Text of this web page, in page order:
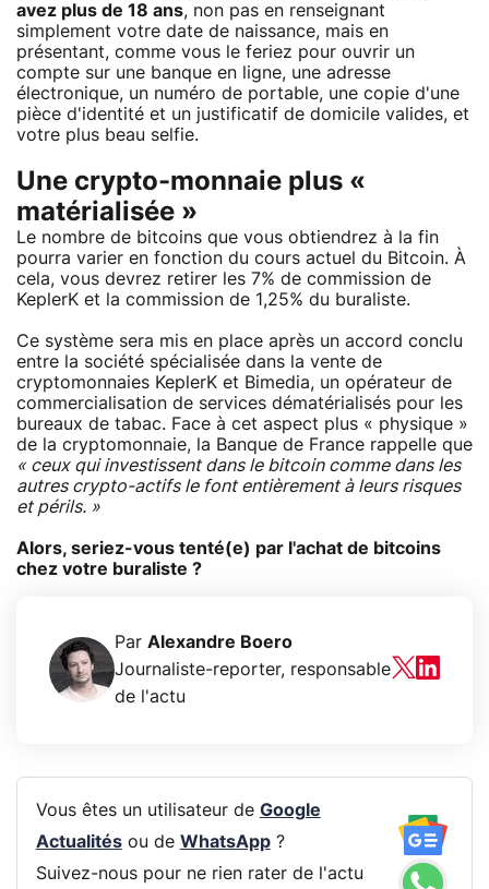
avez plus de 18 ans, non pas en renseignant
simplement votre date de naissance, mais en
présentant, comme vous le feriez pour ouvrir un
compte sur une banque en ligne, une adresse
électronique, un numéro de portable, une copie d'une
pièce d'identité et un justificatif de domicile valides, et
votre plus beau selfie.
Une crypto-monnaie plus «
matérialisée »
Le nombre de bitcoins que vous obtiendrez à la fin
pourra varier en fonction du cours actuel du Bitcoin. À
cela, vous devrez retirer les 7% de commission de
KeplerK et la commission de 1,25% du buraliste.
Ce système sera mis en place après un accord conclu
entre la société spécialisée dans la vente de
cryptomonnaies KeplerK et Bimedia, un opérateur de
commercialisation de services dématérialisés pour les
bureaux de tabac. Face à cet aspect plus « physique »
de la cryptomonnaie, la Banque de France rappelle que
« ceux qui investissent dans le bitcoin comme dans les
autres crypto-actifs le font entièrement à leurs risques
et périls. »
Alors, seriez-vous tenté(e) par l'achat de bitcoins
chez votre buraliste ?
Par Alexandre Boero
Journaliste-reporter, responsable
de l'actu
Vous êtes un utilisateur de Google
Actualitésou de WhatsApp?
Suivez-nous pour ne rien rater de l'actu